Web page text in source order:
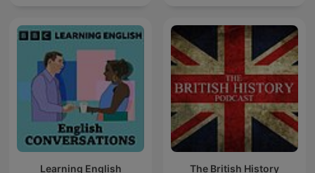
Learning English
The British History